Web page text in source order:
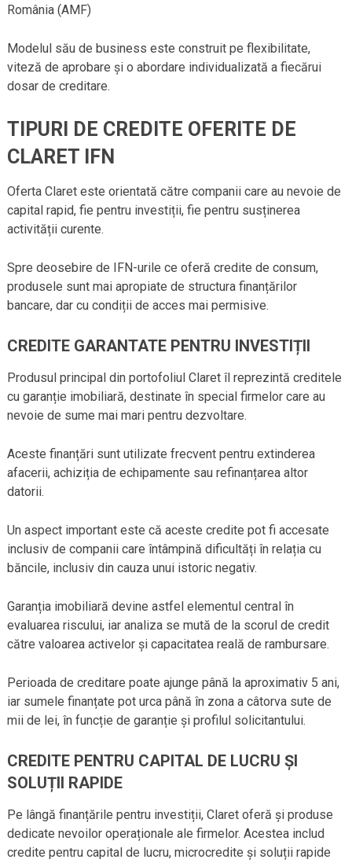
România (AMF)
Modelul său de business este construit pe flexibilitate,
viteză de aprobare și o abordare individualizată a fiecărui
dosar de creditare.
TIPURI DE CREDITE OFERITE DE
CLARET IFN
Oferta Claret este orientată către companii care au nevoie de
capital rapid, fie pentru investiții, fie pentru susținerea
activității curente.
Spre deosebire de IFN-urile ce oferă credite de consum,
produsele sunt mai apropiate de structura finanțărilor
bancare, dar cu condiții de acces mai permisive.
CREDITE GARANTATE PENTRU INVESTIȚII
Produsul principal din portofoliul Claret îl reprezintă creditele
cu garanție imobiliară, destinate în special firmelor care au
nevoie de sume mai mari pentru dezvoltare.
Aceste finanțări sunt utilizate frecvent pentru extinderea
afacerii, achiziția de echipamente sau refinanțarea altor
datorii.
Un aspect important este că aceste credite pot fi accesate
inclusiv de companii care întâmpină dificultăți în relația cu
băncile, inclusiv din cauza unui istoric negativ.
Garanția imobiliară devine astfel elementul central în
evaluarea riscului, iar analiza se mută de la scorul de credit
către valoarea activelor și capacitatea reală de rambursare.
Perioada de creditare poate ajunge până la aproximativ 5 ani,
iar sumele finanțate pot urca până în zona a câtorva sute de
mii de lei, în funcție de garanție și profilul solicitantului.
CREDITE PENTRU CAPITAL DE LUCRU ȘI
SOLUȚII RAPIDE
Pe lângă finanțările pentru investiții, Claret oferă și produse
dedicate nevoilor operaționale ale firmelor. Acestea includ
credite pentru capital de lucru, microcredite și soluții rapide